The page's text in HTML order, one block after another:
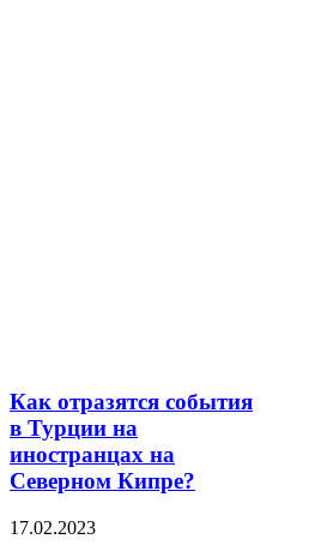
Как отразятся события
в Турции на
иностранцах на
Северном Кипре?
17.02.2023